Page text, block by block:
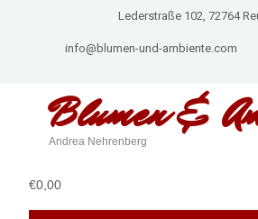
Lederstraße 102, 72764
info@blumen-und-ambiente.com
Blumen &
Andrea Nehrenberg
€0,00